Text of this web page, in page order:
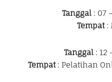
Tanggal : 07
Tempat:
Tanggal : 12
Tempat: Pelatihan